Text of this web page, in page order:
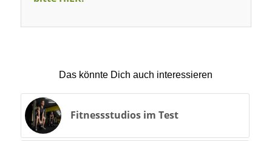
Das könnte Dich auch interessieren
Fitnessstudios im Test